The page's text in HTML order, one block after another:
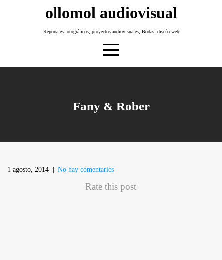
ollomol audiovisual
Reportajes fotográficos, proyectos audiovisuales, Bodas, diseño web
Fany & Rober
1 agosto, 2014 No hay comentarios
Rate this post